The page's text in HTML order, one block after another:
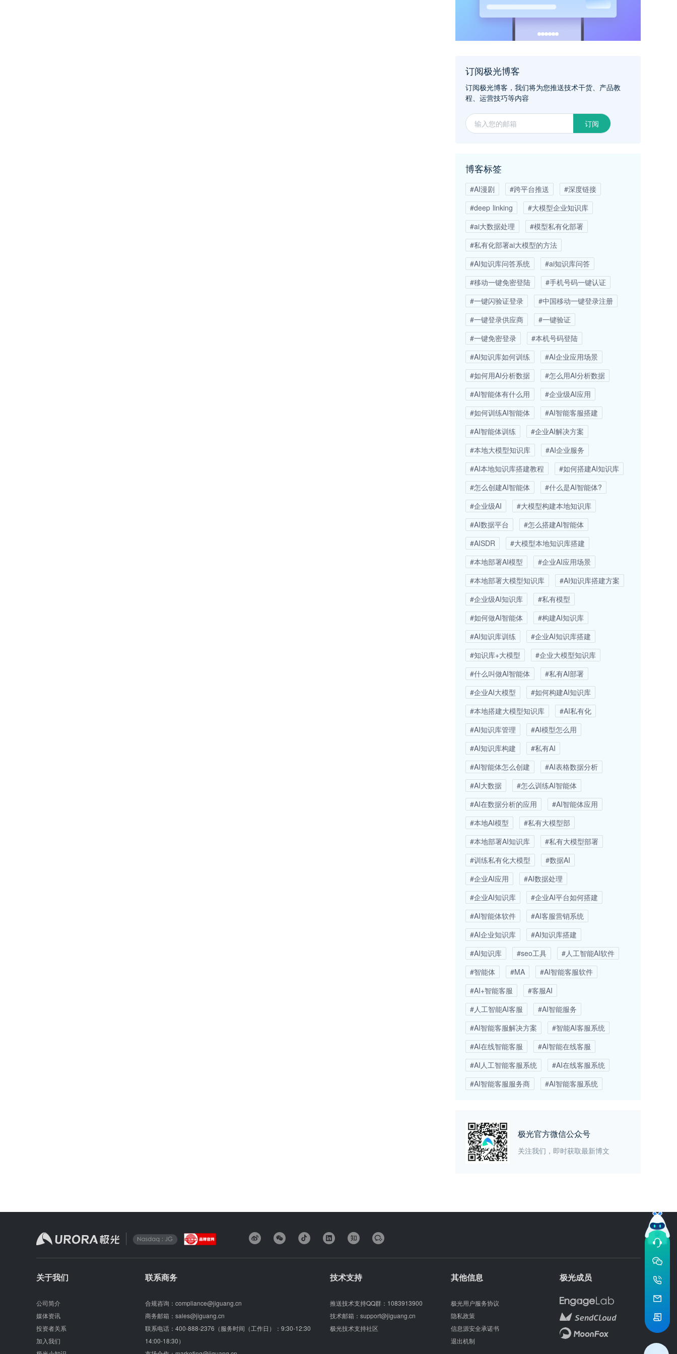
订阅极光博客
订阅极光博客，我们将为您推送技术干货、产品教
程、运营技巧等内容
订阅
博客标签
#AI漫剧 #跨平台推送
#深度链接
#deep linking
#大模型企业知识库
#ai大数据处理
#模型私有化部署
#私有化部署ai大模型的方法
#AI知识库问答系统
#ai知识库问答
#移动一键免密登陆
#手机号码一键认证
#一键闪验证登录
#中国移动一键登录注册
#一键登录供应商
#一键验证
#一键免密登录
#本机号码登陆
#AI知识库如何训练
#AI企业应用场景
#如何用AI分析数据
#怎么用AI分析数据
#AI智能体有什么用
#企业级AI应用
#如何训练AI智能体
#AI智能客服搭建
#AI智能体训练
#企业AI解决方案
#本地大模型知识库
#AI企业服务
#AI本地知识库搭建教程
#如何搭建AI知识库
#怎么创建AI智能体
#什么是AI智能体?
#企业级AI
#大模型构建本地知识库
#AI数据平台
#怎么搭建AI智能体
#AISDR
#大模型本地知识库搭建
#本地部署AI模型
#企业AI应用场景
#本地部署大模型知识库
#AI知识库搭建方案
#企业级AI知识库
#私有模型
#如何做AI智能体
#构建AI知识库
#AI知识库训练
#企业AI知识库搭建
#知识库+大模型
#企业大模型知识库
#什么叫做AI智能体
#私有AI部署
#企业AI大模型
#如何构建AI知识库
#本地搭建大模型知识库
#AI私有化
#AI知识库管理
#AI模型怎么用
#AI知识库构建
#私有AI
#AI智能体怎么创建
#AI表格数据分析
#AI大数据
#怎么训练AI智能体
#AI在数据分析的应用
#AI智能体应用
#本地AI模型
#私有大模型部
#本地部署AI知识库
#私有大模型部署
#训练私有化大模型
#数据AI
#企业AI应用
#AI数据处理
#企业AI知识库
#企业AI平台如何搭建
#AI智能体软件
#AI客服营销系统
#AI企业知识库
#AI知识库搭建
#AI知识库
#seo工具
#人工智能AI软件
#智能体
#MA
#AI智能客服软件
#AI+智能客服
#客服AI
#人工智能AI客服
#AI智能服务
#AI智能客服解决方案
#智能AI客服系统
#AI在线智能客服
#AI智能在线客服
#AI人工智能客服系统
#AI在线客服系统
#AI智能客服服务商
#AI智能客服系统
极光官方微信公众号
关注我们，即时获取最新博文
关于我们
公司简介
媒体资讯
投资者关系
加入我们
联系商务
合规咨询： compliance@jiguang.cn
商务邮箱： sales@jiguang.cn
联系电话： 400-888-2376（服务时间（工作日）：9:30-12:30
14:00-18:30）
技术支持
推送技术支持QQ群： 1083913900
技术邮箱： support@jiguang.cn
极光技术支持社区
其他信息
极光用户服务协议
隐私政策
信息源安全承诺书
退出机制
极光成员